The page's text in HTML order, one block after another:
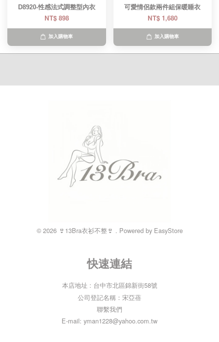
D8920-性感法式調整型內衣
NT$ 898
加入購物車
可愛情侶款兩件組保暖睡衣
NT$ 1,680
加入購物車
© 2026 👙13Bra衣衫不整👙 . Powered by EasyStore
快速連結
本店地址 : 台中市北區錦新街58號
公司登記名稱：宋亞蓓
聯繫我們
E-mail: yman1228@yahoo.com.tw